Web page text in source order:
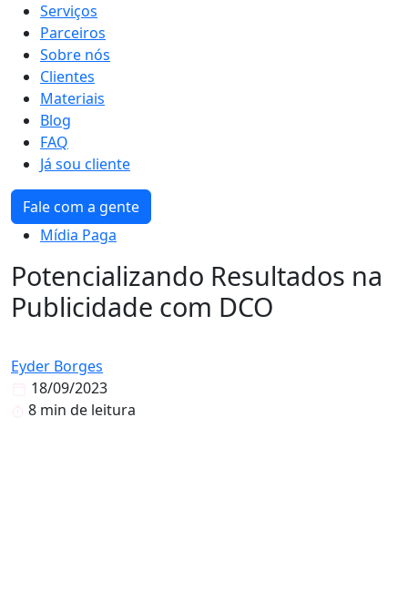
Serviços
Parceiros
Sobre nós
Clientes
Materiais
Blog
FAQ
Já sou cliente
Fale com a gente
Mídia Paga
Potencializando Resultados na
Publicidade com DCO
Eyder Borges
18/09/2023
8 min de leitura